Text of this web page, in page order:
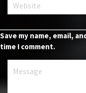
Save my name, email,
time I comment.